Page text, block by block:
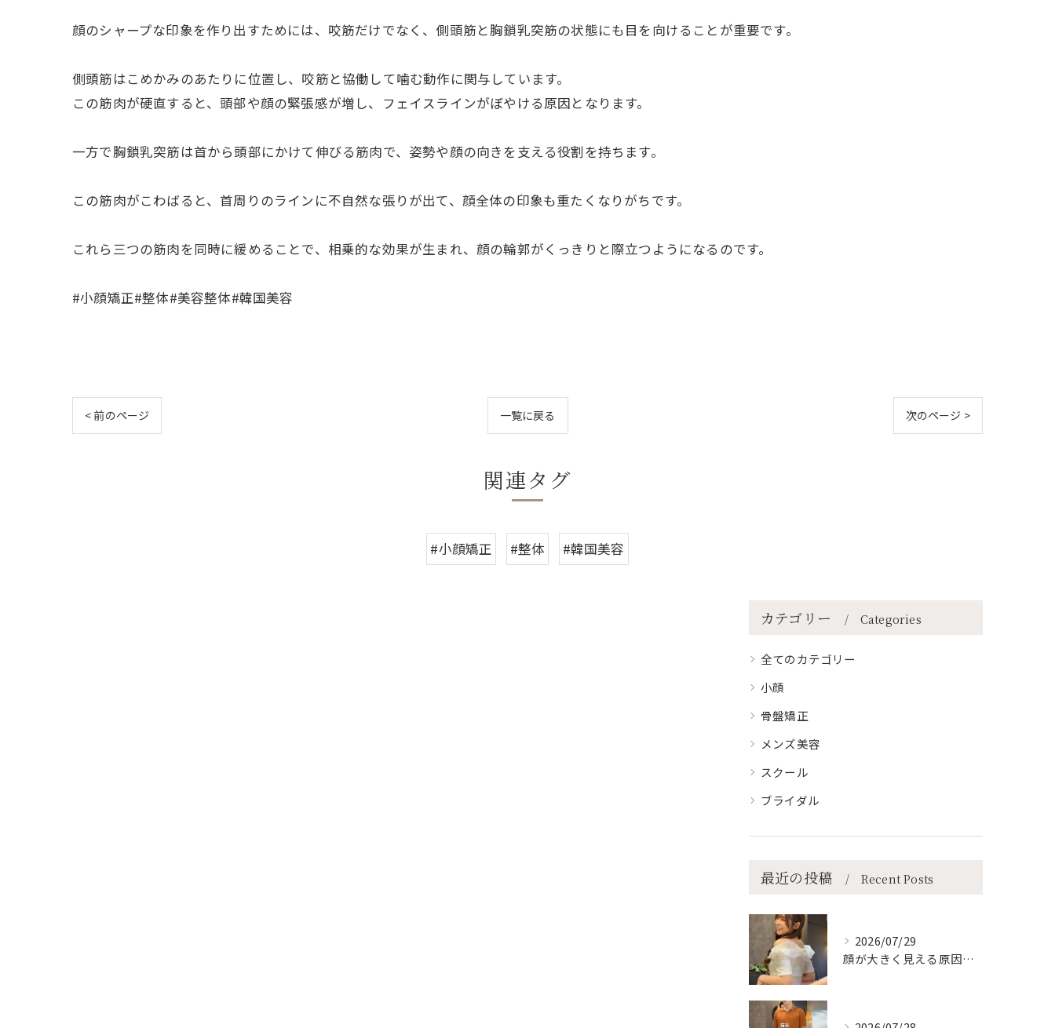
顔のシャープな印象を作り出すためには、咬筋だけでなく、側頭筋と胸鎖乳突筋の状態にも目を向けることが重要です。
側頭筋はこめかみのあたりに位置し、咬筋と協働して噛む動作に関与しています。
この筋肉が硬直すると、頭部や顔の緊張感が増し、フェイスラインがぼやける原因となります。
一方で胸鎖乳突筋は首から頭部にかけて伸びる筋肉で、姿勢や顔の向きを支える役割を持ちます。
この筋肉がこわばると、首周りのラインに不自然な張りが出て、顔全体の印象も重たくなりがちです。
これら三つの筋肉を同時に緩めることで、相乗的な効果が生まれ、顔の輪郭がくっきりと際立つようになるのです。
#小顔矯正#整体#美容整体#韓国美容
< 前のページ 一覧に戻る 次のページ >
関連タグ
#小顔矯正 #整体 #韓国美容
カテゴリー Categories
全てのカテゴリー
小顔
骨盤矯正
メンズ美容
スクール
ブライダル
最近の投稿 Recent Posts
2026/07/29
顔が大きく見える原因、実は「姿勢」かも…？